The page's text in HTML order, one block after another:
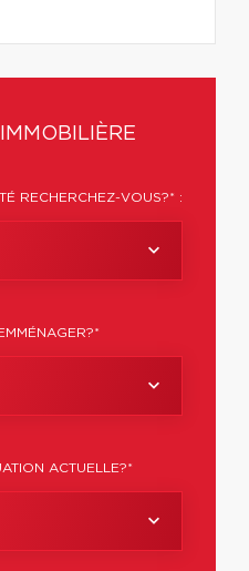
RECHERCHEZ-VOUS?* :
ACTUELLE?*